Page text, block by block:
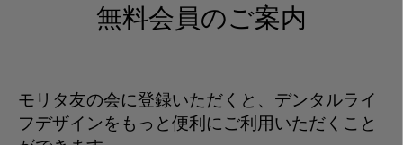
無料会員のご案内
モリタ友の会に登録いただくと、デンタルライ
フデザインをもっと便利にご利用いただくこと